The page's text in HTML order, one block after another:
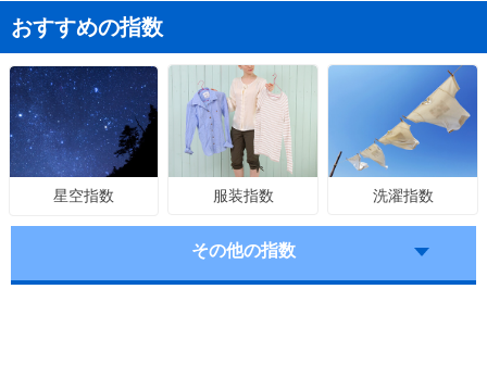
おすすめの指数
星空指数 服装指数 洗濯指数
その他の指数